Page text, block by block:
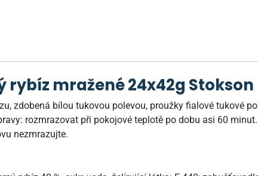
rybíz mražené 24x42g Stokson
zdobená bílou tukovou polevou, proužky fialové tukové
rozmrazovat při pokojové teplotě po dobu asi 60
nezmrazujte.